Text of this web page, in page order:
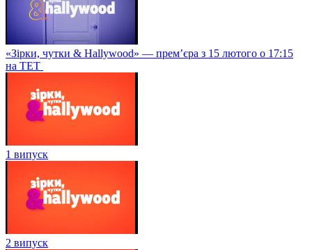
«Зірки, чутки & Hallywood» — прем’єра з 15 лютого о 17:15
на ТЕТ
1 випуск
2 випуск